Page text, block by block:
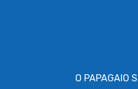
O PAPAGAIO